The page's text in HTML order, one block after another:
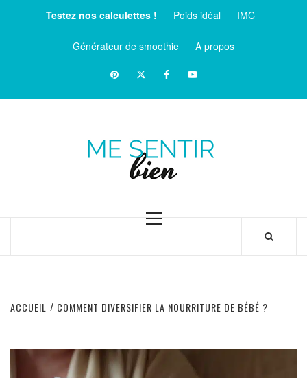
Testez nos calculettes ! Poids idéal IMC
Générateur de smoothie
A propos
PinterestTwitterfacebookYoutube
Menu
ACCUEIL COMMENT DIVERSIFIER LA NOURRITURE DE BÉBÉ ?